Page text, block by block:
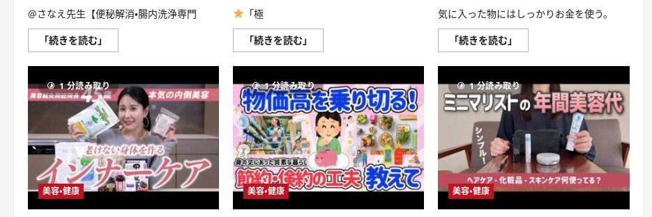
大
消
お
弁
当
レ
シ
ピ
に
つ
い
て
さ
ら
に
む
簡
単
レ
ピ
つ
ま
み
ラ
イ
フ
ハ
ッ
ク
チ
ー
ズ
手
き
が…
い
て
ら
に
読
む
公
開
に
い
さ
に
読
む
@さなえ先生【便秘解消・腸内洗浄専門
「続きを読む」
ぜ
だ
で
腸
活
パ
ワ
ー
ア
ッ
プ！
チ
ア
シ
「極
「続きを読む」
単
い
い！】
青
汁
が
抹
茶
ラ
テ
に
な
る
レ
気に入った物にはしっかりお金を使う。
「続きを読む」
ラ
の
ら
し
【ル
ー
ム
ツ
ア
ー】
キ
ッ
チ
ン
1 分読み取り
美容・健康
1 分読み取り
美容・健康
1 分読み取り
美容・健康